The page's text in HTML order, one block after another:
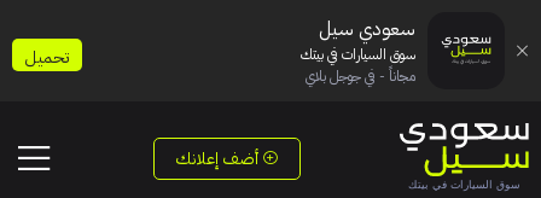
أضف إعلانك
سعودي سيل
سوق السيارات في بيتك
مجاناً - في جوجل بلاي
تحميل